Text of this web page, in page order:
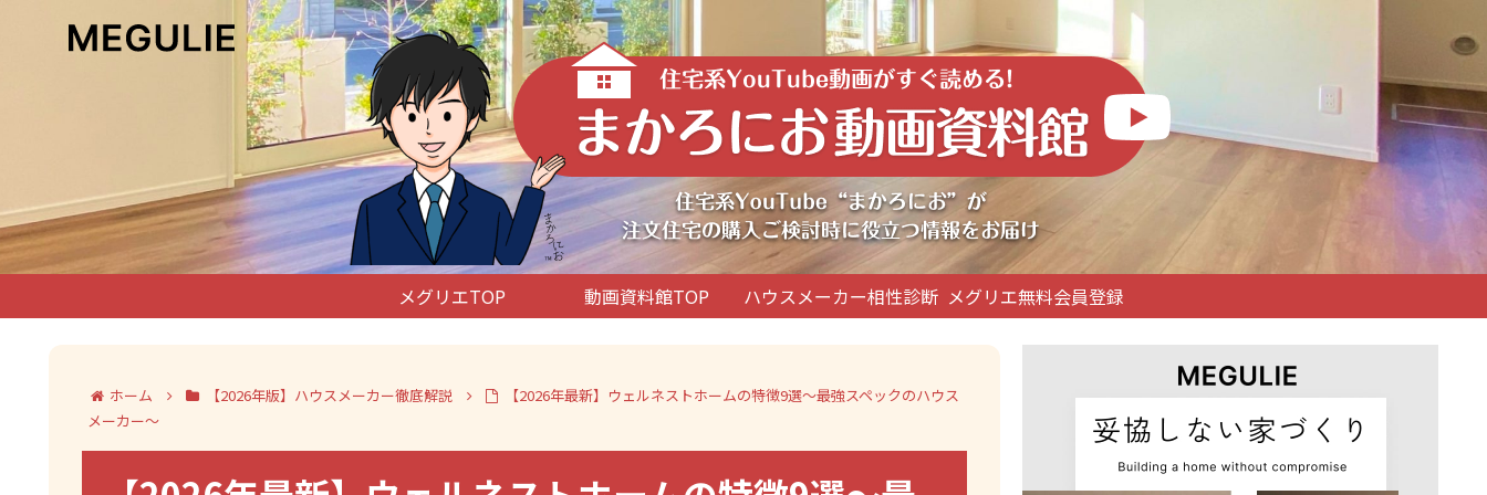
メグリエTOP 動画資料館TOP ハウスメーカー相性診断 メグリエ無料会員登録
ホーム 【2026年版】ハウスメーカー徹底解説
【2026年最新】ウェルネストホームの特徴9選～最強スペックのハウス
メーカー～